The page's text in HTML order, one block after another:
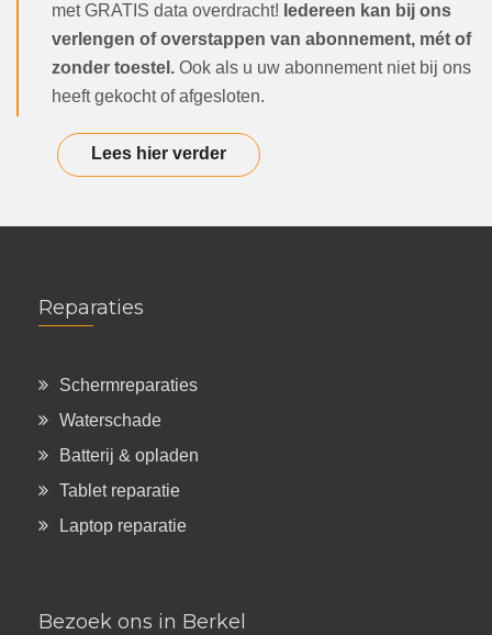
met GRATIS data overdracht! Iedereen kan bij ons
verlengen of overstappen van abonnement, mét of
zonder toestel. Ook als u uw abonnement niet bij ons
heeft gekocht of afgesloten.
Lees hier verder
Reparaties
Schermreparaties
Waterschade
Batterij & opladen
Tablet reparatie
Laptop reparatie
Bezoek ons in Berkel